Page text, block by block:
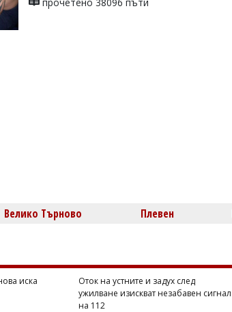
Велико Търново Плевен
иска
Оток на устните и задух след
ужилване изискват незабавен сигнал
на 112